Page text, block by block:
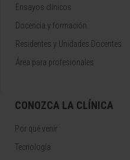
Ensayos clínicos
Docencia y formación
Residentes y Unidades Docentes
Área para profesionales
CONOZCA LA CLÍNICA
Por qué venir
Tecnología